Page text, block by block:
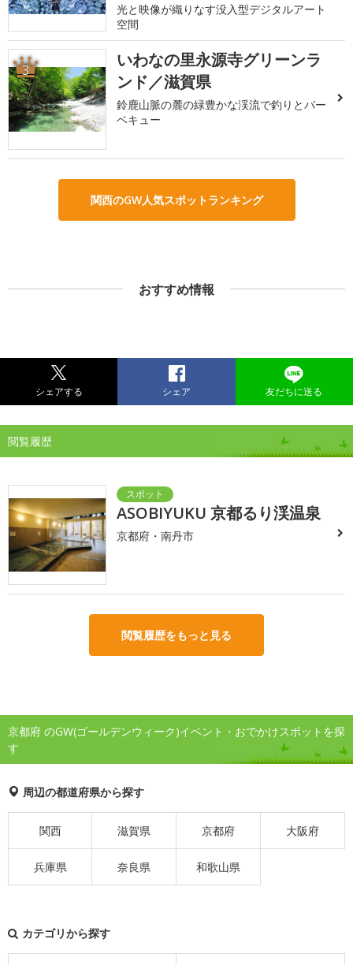
光と映像が織りなす没入型デジタルアート
空間
3
いわなの里永源寺グリーンラ
ンド／滋賀県
鈴鹿山脈の麓の緑豊かな渓流で釣りとバー
ベキュー
関西のGW人気スポットランキング
おすすめ情報
シェアする シェア 友だちに送る
閲覧履歴
ASOBIYUKU 京都るり渓温泉
京都府・南丹市
閲覧履歴をもっと見る
京都府 のGW(ゴールデンウィーク)イベント・おでかけスポットを探
す
周辺の都道府県から探す
関西 滋賀県 京都府 大阪府
兵庫県 奈良県 和歌山県
カテゴリから探す